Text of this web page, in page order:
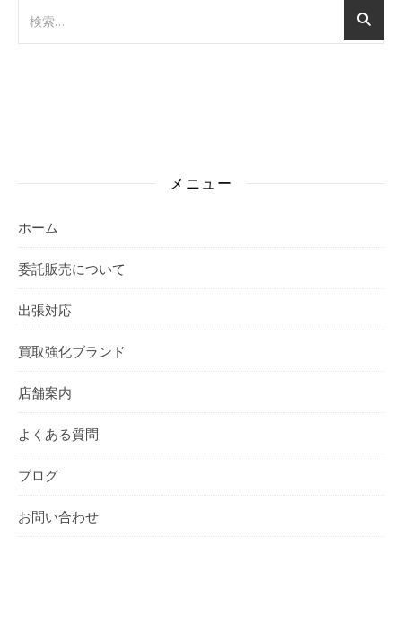
メニュー
ホーム
委託販売について
出張対応
買取強化ブランド
店舗案内
よくある質問
ブログ
お問い合わせ